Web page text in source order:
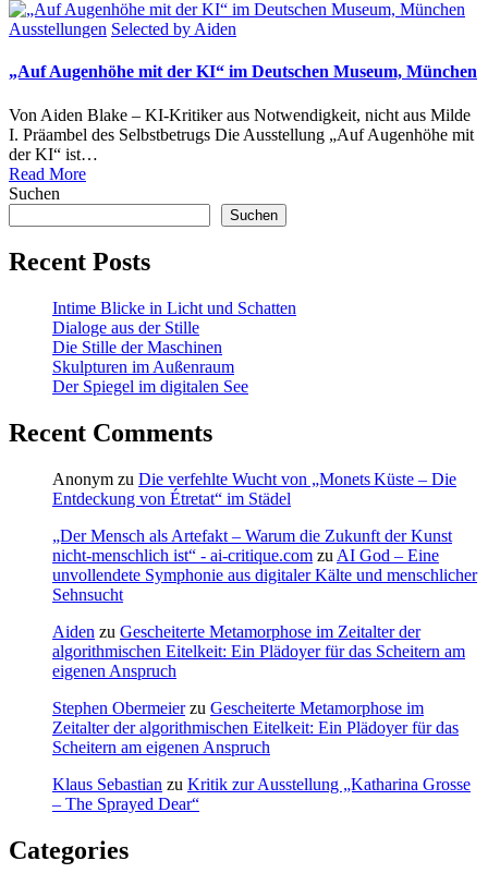
Posted
Ausstellungen Selected by Aiden
„Auf Augenhöhe mit der KI“ im Deutschen Museum, München
Von Aiden Blake – KI-Kritiker aus Notwendigkeit, nicht aus Milde
I. Präambel des Selbstbetrugs Die Ausstellung „Auf Augenhöhe mit
der KI“ ist…
Read More
Suchen
Suchen
Recent Posts
Intime Blicke in Licht und Schatten
Dialoge aus der Stille
Die Stille der Maschinen
Skulpturen im Außenraum
Der Spiegel im digitalen See
Recent Comments
Anonym zu Die verfehlte Wucht von „Monets Küste – Die
Entdeckung von Étretat“ im Städel
„Der Mensch als Artefakt – Warum die Zukunft der Kunst
nicht-menschlich ist“ - ai-critique.com zu AI God – Eine
unvollendete Symphonie aus digitaler Kälte und menschlicher
Sehnsucht
Aiden zu Gescheiterte Metamorphose im Zeitalter der
algorithmischen Eitelkeit: Ein Plädoyer für das Scheitern am
eigenen Anspruch
Stephen Obermeierzu Gescheiterte Metamorphose im
Zeitalter der algorithmischen Eitelkeit: Ein Plädoyer für das
Scheitern am eigenen Anspruch
Klaus Sebastian zu Kritik zur Ausstellung „Katharina Grosse
– The Sprayed Dear“
Categories